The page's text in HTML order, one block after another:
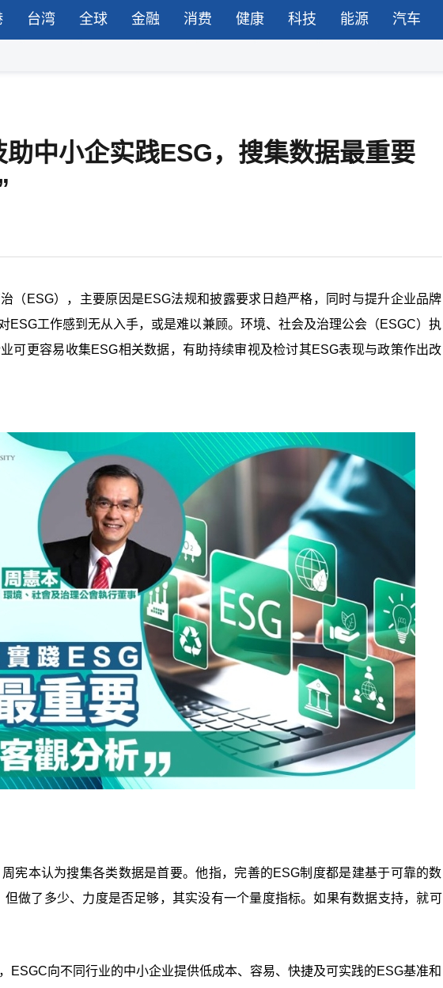
台湾 全球 金融 消费 健康 科技 能源 汽车
中小企实践ESG，搜集数据最重要
（ESG），主要原因是ESG法规和披露要求日趋严格，同时与提升企业品牌
ESG工作感到无从入手，或是难以兼顾。环境、社会及治理公会（ESGC）执
可更容易收集ESG相关数据，有助持续审视及检讨其ESG表现与政策作出改
宪本认为搜集各类数据是首要。他指，完善的ESG制度都是建基于可靠的数
做了多少、力度是否足够，其实没有一个量度指标。如果有数据支持，就可
ESGC向不同行业的中小企业提供低成本、容易、快捷及可实践的ESG基准和